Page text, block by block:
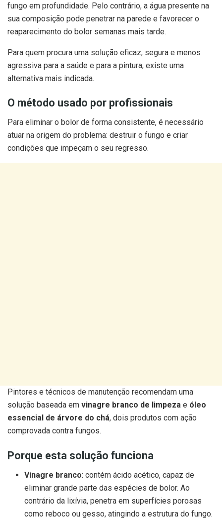
fungo em profundidade. Pelo contrário, a água presente na
sua composição pode penetrar na parede e favorecer o
reaparecimento do bolor semanas mais tarde.
Para quem procura uma solução eficaz, segura e menos
agressiva para a saúde e para a pintura, existe uma
alternativa mais indicada.
O método usado por profissionais
Para eliminar o bolor de forma consistente, é necessário
atuar na origem do problema: destruir o fungo e criar
condições que impeçam o seu regresso.
Pintores e técnicos de manutenção recomendam uma
solução baseada em vinagre branco de limpeza e óleo
essencial de árvore do chá, dois produtos com ação
comprovada contra fungos.
Porque esta solução funciona
Vinagre branco: contém ácido acético, capaz de
eliminar grande parte das espécies de bolor. Ao
contrário da lixívia, penetra em superfícies porosas
como reboco ou gesso, atingindo a estrutura do fungo.